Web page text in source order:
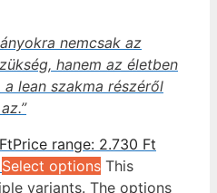
nemcsak az
hanem az életben
lean szakma részéről
FtPrice range: 2.730 Ft
Select options This
variants. The options